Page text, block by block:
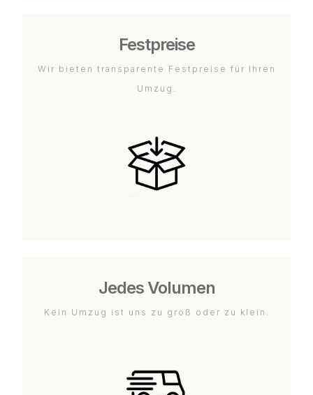
Festpreise
Wir bieten transparente Festpreise für Ihren
Umzug.
Jedes Volumen
Kein Umzug ist uns zu groß oder zu klein.